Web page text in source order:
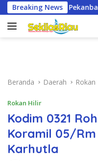
Langsung
ke
konten
Breaking News
Gratiskan 3 Pasang
Beranda Daerah Rokan
Rokan Hilir
Kodim 0321
Koramil 05/
Karhutla